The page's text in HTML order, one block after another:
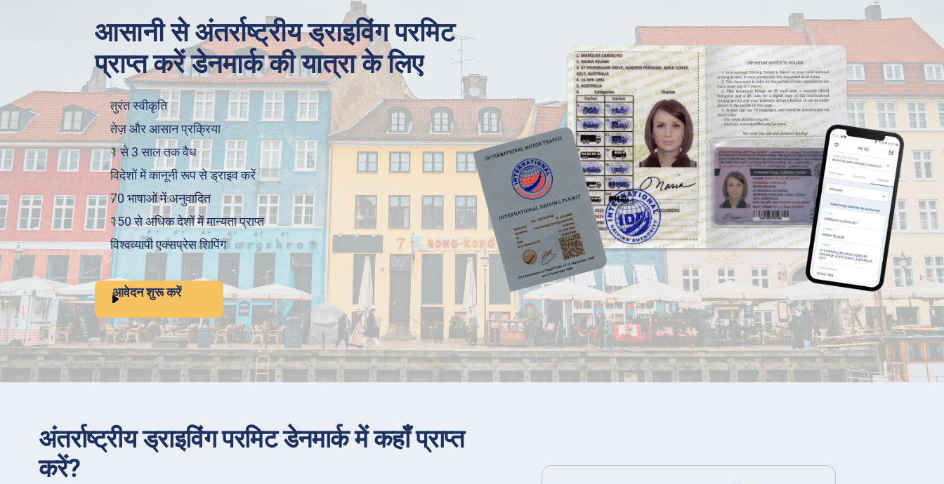
आसानी से अंतर्राष्ट्रीय ड्राइविंग परमिट
प्राप्त करें डेनमार्क की यात्रा के लिए
तुरंत स्वीकृति
तेज़ और आसान प्रक्रिया
1 से 3 साल तक वैध
विदेशों में कानूनी रूप से ड्राइव करें
70 भाषाओं में अनुवादित
150 से अधिक देशों में मान्यता प्राप्त
विश्वव्यापी एक्सप्रेस शिपिंग
आवेदन शुरू करें
अंतर्राष्ट्रीय ड्राइविंग परमिट डेनमार्क में कहाँ प्राप्त
करें?